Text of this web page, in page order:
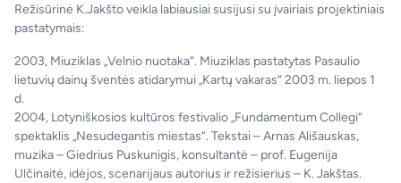
Režisūrinė K.Jakšto veikla labiausiai susijusi su įvairiais projektiniais
pastatymais:
2003, Miuziklas „Velnio nuotaka“. Miuziklas pastatytas Pasaulio
lietuvių dainų šventės atidarymui „Kartų vakaras“ 2003 m. liepos 1
d.
2004, Lotyniškosios kultūros festivalio „Fundamentum Collegi“
spektaklis „Nesudegantis miestas“. Tekstai – Arnas Ališauskas,
muzika – Giedrius Puskunigis, konsultantė – prof. Eugenija
Ulčinaitė, idėjos, scenarijaus autorius ir režisierius – K. Jakštas.